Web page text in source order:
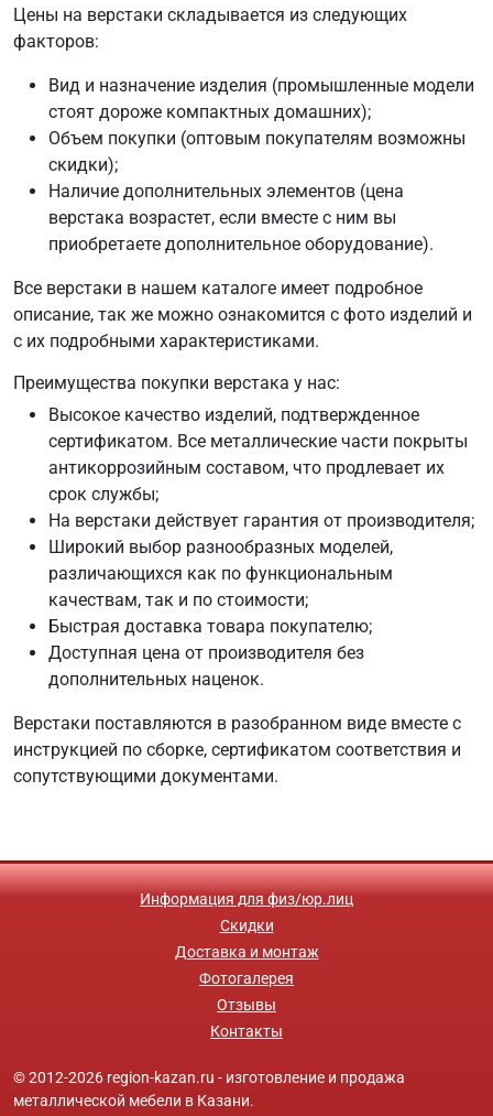
Цены на верстаки складывается из следующих
факторов:
Вид и назначение изделия (промышленные модели
стоят дороже компактных домашних);
Объем покупки (оптовым покупателям возможны
скидки);
Наличие дополнительных элементов (цена
верстака возрастет, если вместе с ним вы
приобретаете дополнительное оборудование).
Все верстаки в нашем каталоге имеет подробное
описание, так же можно ознакомится с фото изделий и
с их подробными характеристиками.
Преимущества покупки верстака у нас:
Высокое качество изделий, подтвержденное
сертификатом. Все металлические части покрыты
антикоррозийным составом, что продлевает их
срок службы;
На верстаки действует гарантия от производителя;
Широкий выбор разнообразных моделей,
различающихся как по функциональным
качествам, так и по стоимости;
Быстрая доставка товара покупателю;
Доступная цена от производителя без
дополнительных наценок.
Верстаки поставляются в разобранном виде вместе с
инструкцией по сборке, сертификатом соответствия и
сопутствующими документами.
Информация для физ/юр.лиц
Скидки
Доставка и монтаж
Фотогалерея
Отзывы
Контакты
© 2012-2026 region-kazan.ru - изготовление и продажа
металлической мебели в Казани.